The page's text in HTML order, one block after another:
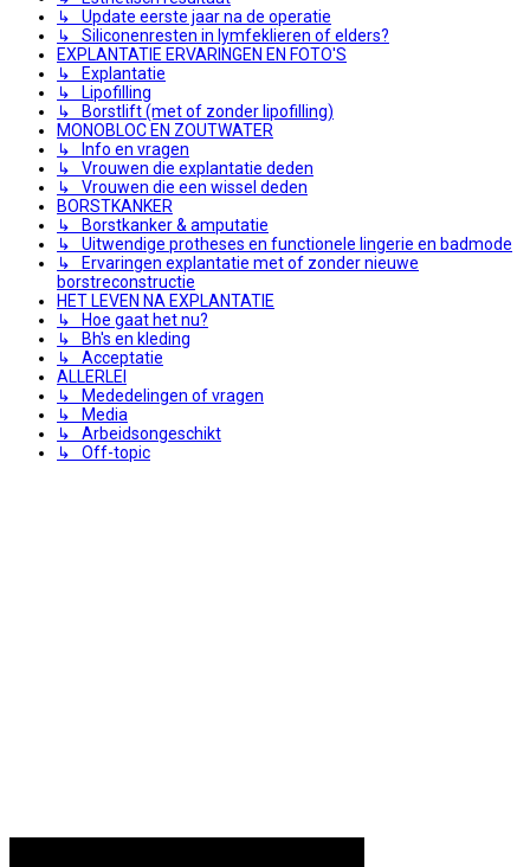
↳ Update eerste jaar na de operatie
↳ Siliconenresten in lymfeklieren of elders?
EXPLANTATIE ERVARINGEN EN FOTO'S
↳ Explantatie
↳ Lipofilling
↳ Borstlift (met of zonder lipofilling)
MONOBLOC EN ZOUTWATER
↳ Info en vragen
↳ Vrouwen die explantatie deden
↳ Vrouwen die een wissel deden
BORSTKANKER
↳ Borstkanker & amputatie
↳ Uitwendige protheses en functionele lingerie en badmode
↳ Ervaringen explantatie met of zonder nieuwe
borstreconstructie
HET LEVEN NA EXPLANTATIE
↳ Hoe gaat het nu?
↳ Bh's en kleding
↳ Acceptatie
ALLERLEI
↳ Mededelingen of vragen
↳ Media
↳ Arbeidsongeschikt
↳ Off-topic